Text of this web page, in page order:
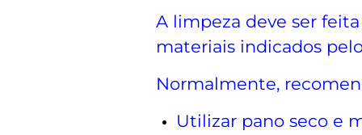
A limpeza deve ser
materiais indicados
Normalmente,
Utilizar pano seco e